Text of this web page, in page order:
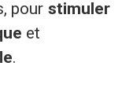
pour stimuler
et
.